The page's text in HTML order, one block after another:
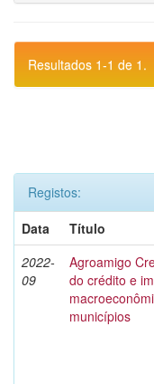
Resultados 1-1 de 1.
Registos:
Data
Título
2022-
09
Agroamigo
do crédito e
municípios